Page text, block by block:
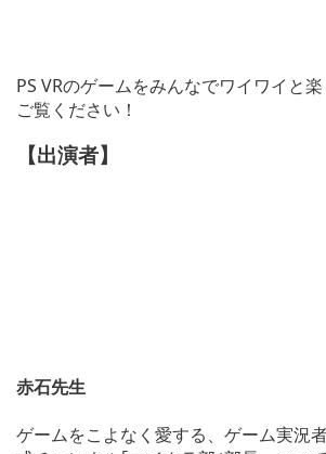
PS VRのゲームをみんなでワイワイと
ご覧ください！
【出演者】
赤石先生
ゲームをこよなく愛する、ゲーム実況